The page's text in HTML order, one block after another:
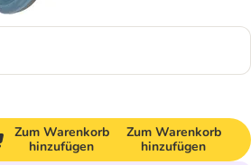
Zum Warenkorb
hinzufügen
Zum Warenkorb
hinzufügen